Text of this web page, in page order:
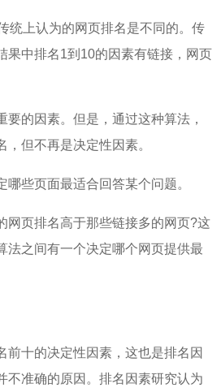
统上认为的网页排名是不同的。传
果中排名1到10的因素有链接，网页
要的因素。但是，通过这种算法，
但不再是决定性因素。
些页面最适合回答某个问题。
网页排名高于那些链接多的网页?这
法之间有一个决定哪个网页提供最
前十的决定性因素，这也是排名因
不准确的原因。排名因素研究认为